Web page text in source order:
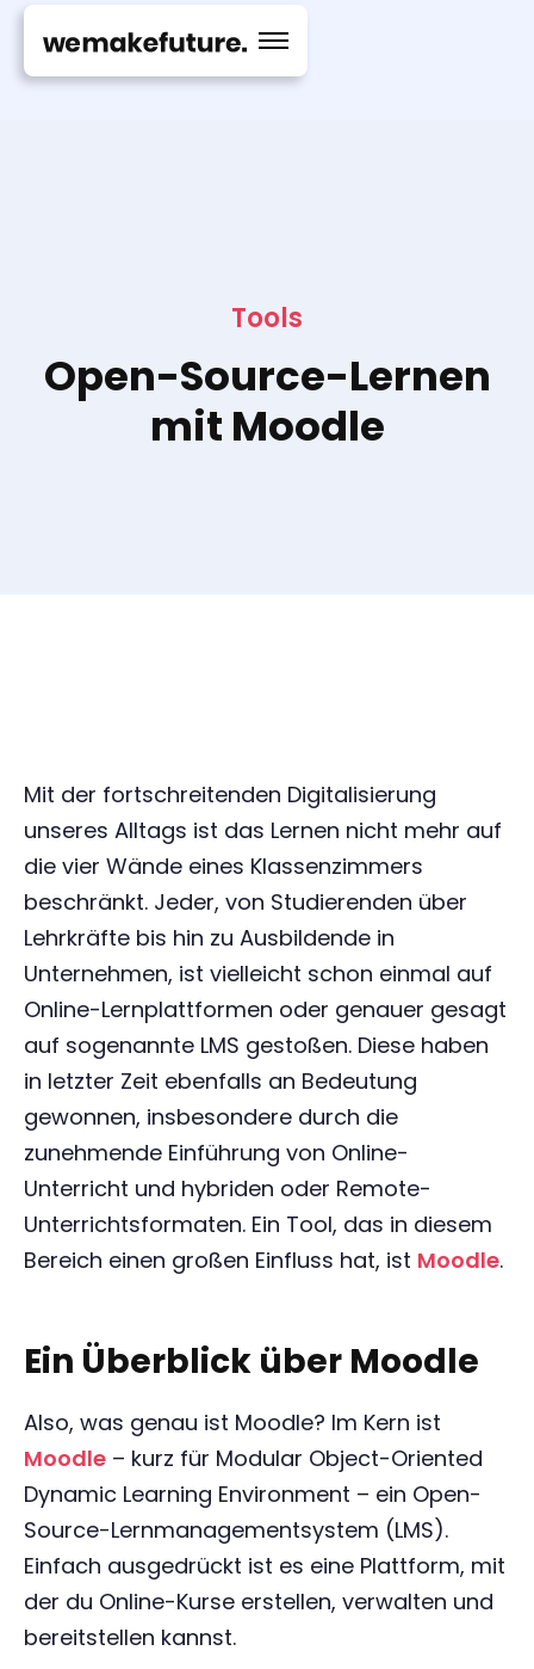
Tools
Open-Source-Lernen
mit Moodle
Mit der fortschreitenden Digitalisierung
unseres Alltags ist das Lernen nicht mehr auf
die vier Wände eines Klassenzimmers
beschränkt. Jeder, von Studierenden über
Lehrkräfte bis hin zu Ausbildende in
Unternehmen, ist vielleicht schon einmal auf
Online-Lernplattformen oder genauer gesagt
auf sogenannte LMS gestoßen. Diese haben
in letzter Zeit ebenfalls an Bedeutung
gewonnen, insbesondere durch die
zunehmende Einführung von Online-
Unterricht und hybriden oder Remote-
Unterrichtsformaten. Ein Tool, das in diesem
Bereich einen großen Einfluss hat, ist Moodle.
Ein Überblick über Moodle
Also, was genau ist Moodle? Im Kern ist
Moodle – kurz für Modular Object-Oriented
Dynamic Learning Environment – ein Open-
Source-Lernmanagementsystem (LMS).
Einfach ausgedrückt ist es eine Plattform, mit
der du Online-Kurse erstellen, verwalten und
bereitstellen kannst.